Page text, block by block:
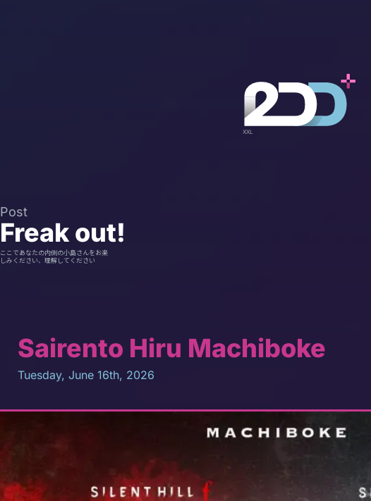
Post
Freak out!
ここであなたの内側の小島さんをお楽
しみください、理解してください
Sairento Hiru Machiboke
Tuesday, June 16th, 2026